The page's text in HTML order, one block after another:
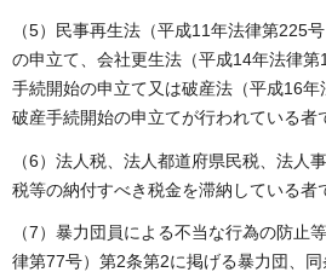
（5）民事再生法（平成11年法律第225
の申立て、会社更生法（平成14年法律
手続開始の申立て又は破産法（平成16
破産手続開始の申立てが行われている者
（6）法人税、法人都道府県民税、法人
税等の納付すべき税金を滞納している者
（7）暴力団員による不当な行為の防止
律第77号）第2条第2に掲げる暴力団、